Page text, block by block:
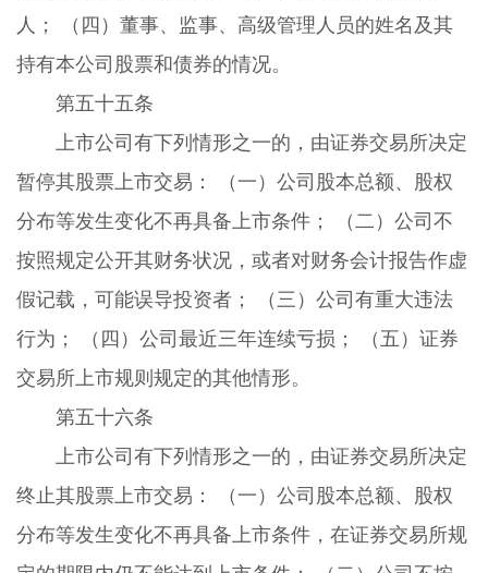
人； （四）董事、监事、高级管理人员的姓名及其
持有本公司股票和债券的情况。
第五十五条
上市公司有下列情形之一的，由证券交易所决定
暂停其股票上市交易： （一）公司股本总额、股权
分布等发生变化不再具备上市条件； （二）公司不
按照规定公开其财务状况，或者对财务会计报告作虚
假记载，可能误导投资者； （三）公司有重大违法
行为； （四）公司最近三年连续亏损； （五）证券
交易所上市规则规定的其他情形。
第五十六条
上市公司有下列情形之一的，由证券交易所决定
终止其股票上市交易： （一）公司股本总额、股权
分布等发生变化不再具备上市条件，在证券交易所规